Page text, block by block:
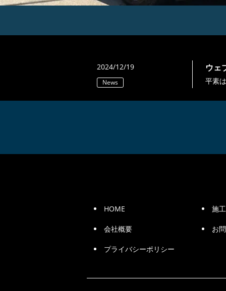
2024/12/19
News
ウェ
平素
HOME 施
会社概要 お
プライバシーポリシー